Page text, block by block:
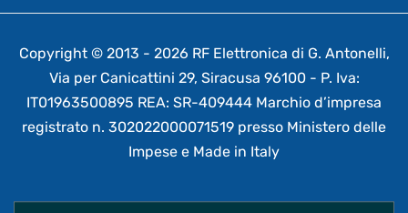
Copyright © 2013 - 2026 RF Elettronica di G. Antonelli,
Via per Canicattini 29, Siracusa 96100 - P. Iva:
IT01963500895 REA: SR-409444 Marchio d’impresa
registrato n. 302022000071519 presso Ministero delle
Impese e Made in Italy